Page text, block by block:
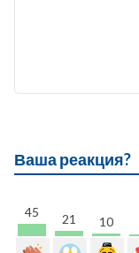
Ваша реакция?
45 21 10